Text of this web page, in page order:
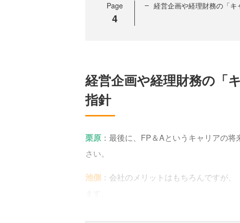
Page
4
経営企画や経理財務の「
経営企画や経理財務の「
指針
栗原 ：最後に、FP＆Aというキャリアの
さい。
池側 ：会社のメリットはもちろんですが